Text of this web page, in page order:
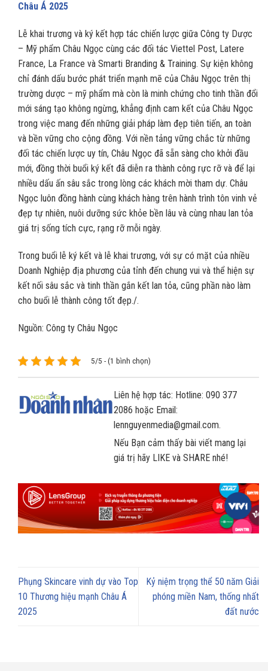
Châu Á 2025
Lễ khai trương và ký kết hợp tác chiến lược giữa Công ty Dược
– Mỹ phẩm Châu Ngọc cùng các đối tác Viettel Post, Latere
France, La France và Smarti Branding & Training. Sự kiện không
chỉ đánh dấu bước phát triển mạnh mẽ của Châu Ngọc trên thị
trường dược – mỹ phẩm mà còn là minh chứng cho tinh thần đổi
mới sáng tạo không ngừng, khẳng định cam kết của Châu Ngọc
trong việc mang đến những giải pháp làm đẹp tiên tiến, an toàn
và bền vững cho cộng đồng. Với nền tảng vững chắc từ những
đối tác chiến lược uy tín, Châu Ngọc đã sẵn sàng cho khởi đầu
mới, đồng thời buổi ký kết đã diễn ra thành công rực rỡ và để lại
nhiều dấu ấn sâu sắc trong lòng các khách mời tham dự. Châu
Ngọc luôn đồng hành cùng khách hàng trên hành trình tôn vinh vẻ
đẹp tự nhiên, nuôi dưỡng sức khỏe bền lâu và cùng nhau lan tỏa
giá trị sống tích cực, rạng rỡ mỗi ngày.
Trong buổi lễ ký kết và lễ khai trương, với sự có mặt của nhiều
Doanh Nghiệp địa phương của tỉnh đến chung vui và thể hiện sự
kết nối sâu sắc và tinh thần gắn kết lan tỏa, cũng phần nào làm
cho buổi lễ thành công tốt đẹp./.
Nguồn: Công ty Châu Ngọc
5/5 - (1 bình chọn)
Liên hệ hợp tác: Hotline: 090 377
2086 hoặc Email:
lennguyenmedia@gmail.com.
Nếu Bạn cảm thấy bài viết mang lại
giá trị hãy LIKE và SHARE nhé!
Phụng Skincare vinh dự vào Top
10 Thương hiệu mạnh Châu Á
2025
Kỷ niệm trọng thể 50 năm Giải
phóng miền Nam, thống nhất
đất nước